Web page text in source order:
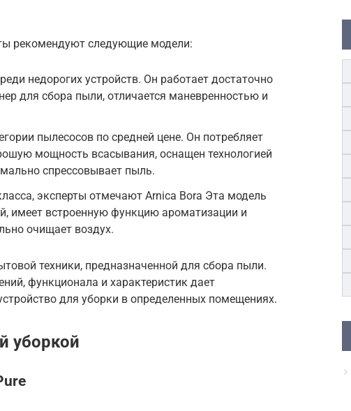
рекомендуют следующие модели:
недорогих устройств. Он работает достаточно
для сбора пыли, отличается маневренностью и
пылесосов по средней цене. Он потребляет
мощность всасывания, оснащен технологией
спрессовывает пыль.
эксперты отмечают Arnica Bora Эта модель
имеет встроенную функцию ароматизации и
очищает воздух.
техники, предназначенной для сбора пыли.
функционала и характеристик дает
для уборки в определенных помещениях.
уборкой